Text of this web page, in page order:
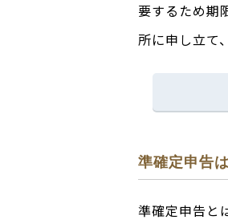
要するため期
所に申し立て
準確定申告
準確定申告と